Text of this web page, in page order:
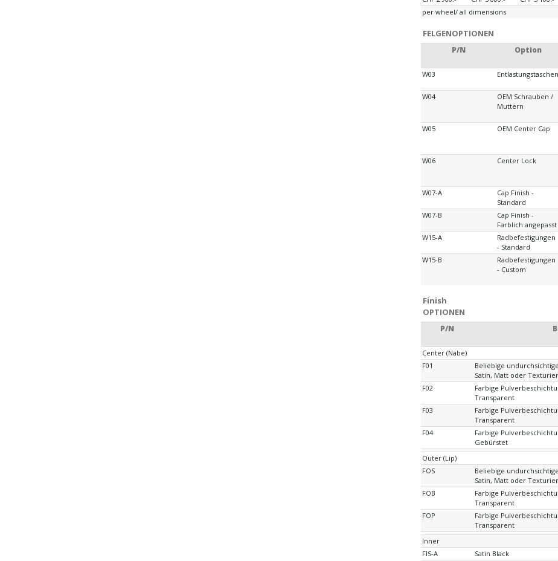
per wheel/ all dimensions
FELGENOPTIONEN
P/N Option
W03 Entlastungstaschen
W04
OEM Schrauben /
Muttern
W05 OEM Center Cap
W06 Center Lock
W07-A
Cap Finish -
Standard
W07-B
Cap Finish -
Farblich angepasst
W15-A
Radbefestigungen
- Standard
W15-B
Radbefestigungen
- Custom
Finish
OPTIONEN
P/N
Center (Nabe)
F01
Beliebige
Satin, Matt oder
F02
Farbige
Transparent
F03
Farbige
Transparent
F04
Farbige
Gebürstet
Outer (Lip)
FOS
Beliebige
Satin, Matt oder
FOB
Farbige
Transparent
FOP
Farbige
Transparent
Inner
FIS-A
Satin Black